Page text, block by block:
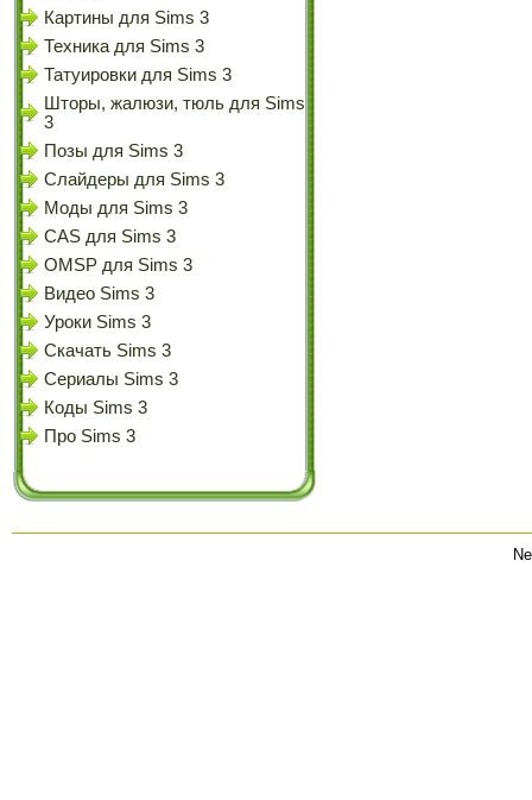
Картины для Sims 3
Техника для Sims 3
Татуировки для Sims 3
Шторы, жалюзи, тюль для Sims
3
Позы для Sims 3
Слайдеры для Sims 3
Моды для Sims 3
CAS для Sims 3
OMSP для Sims 3
Видео Sims 3
Уроки Sims 3
Скачать Sims 3
Сериалы Sims 3
Коды Sims 3
Про Sims 3